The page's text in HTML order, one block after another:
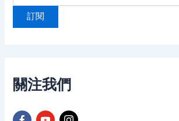
關注我們